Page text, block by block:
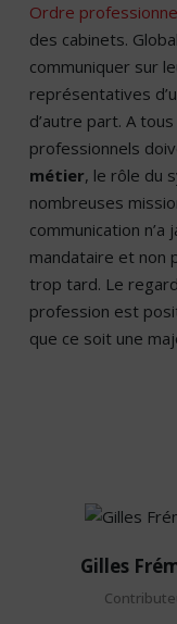
Ordre
des cabinets.
communiquer sur
représentatives
d’autre part. A
professionnels
métier, le rôle du
nombreuses
communication n’a
mandataire et non
trop tard. Le
profession est
que ce soit une
Gilles
Frémont
Contributeur